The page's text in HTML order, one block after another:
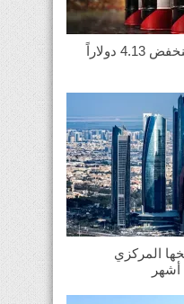
سعر برميل النفط الكويتي ينخفض 4.13 دولاراً
المركزي